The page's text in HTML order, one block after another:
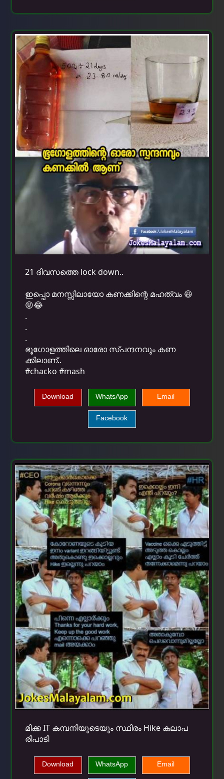
21 ദിവസത്തെ lock down..
ഇപ്പൊ മനസ്സിലായോ കണക്കിന്റെ മഹത്വം 😆
😝😂
.
.
.
ഭൂഗോളത്തിലെ ഓരോ സ്പന്ദനവും കണ
ക്കിലാണ്..
#chacko #mash
Download WhatsApp Email
Facebook
മിക്ക IT കമ്പനിയുടെയും സ്ഥിരം Hike കലാപ
രിപാടി
Download WhatsApp Email